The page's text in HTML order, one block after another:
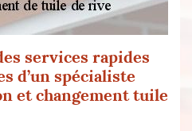
services rapides
d’un spécialiste
et changement tuile